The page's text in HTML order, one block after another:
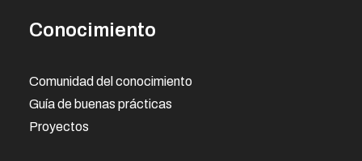
Conocimiento
Comunidad del conocimiento
Guía de buenas prácticas
Proyectos